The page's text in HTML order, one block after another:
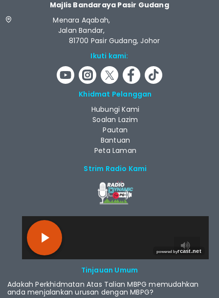
Majlis Bandaraya Pasir Gudang
Menara Aqabah,
Jalan Bandar,
81700 Pasir Gudang, Johor
Ikuti kami:
Khidmat Pelanggan
Hubungi Kami
Soalan Lazim
Pautan
Bantuan
Peta Laman
Strim Radio Kami
Tinjauan Umum
Adakah Perkhidmatan Atas Talian MBPG memudahkan
anda menjalankan urusan dengan MBPG?